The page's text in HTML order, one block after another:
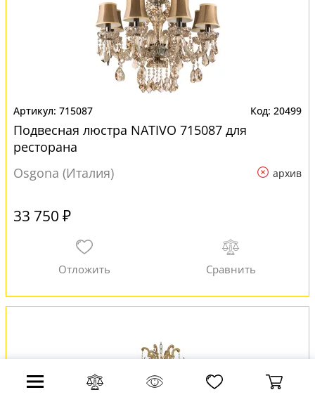
715087 20499
Подвесная люстра NATIVO 715087 для
ресторана
Osgona (Италия)
архив
33 750 ₽